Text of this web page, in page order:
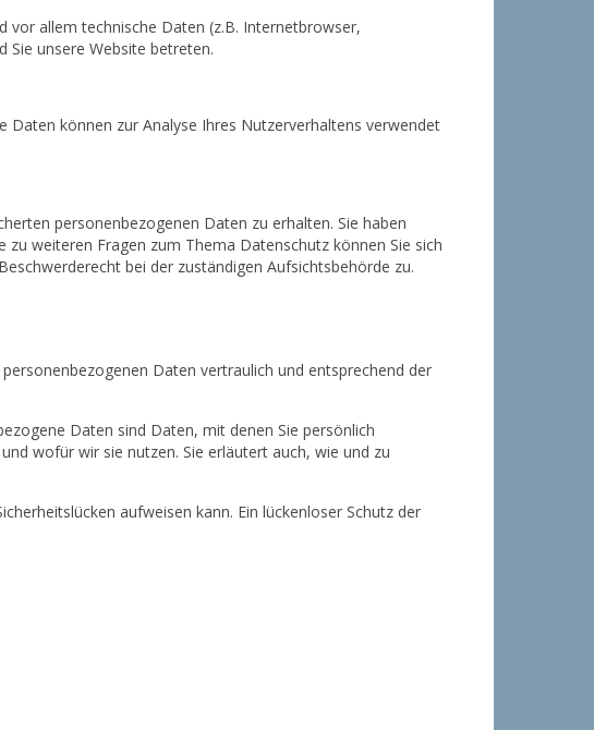
vor allem technische Daten (z.B. Internetbrowser,
unsere Website betreten.
können zur Analyse Ihres Nutzerverhaltens verwendet
personenbezogenen Daten zu erhalten. Sie haben
weiteren Fragen zum Thema Datenschutz können Sie sich
bei der zuständigen Aufsichtsbehörde zu.
Daten vertraulich und entsprechend der
Daten sind Daten, mit denen Sie persönlich
wofür wir sie nutzen. Sie erläutert auch, wie und zu
aufweisen kann. Ein lückenloser Schutz der